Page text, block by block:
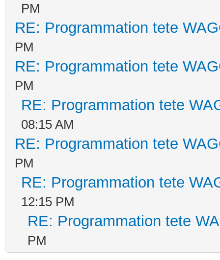
PM
RE: Programmation tete
PM
RE: Programmation tete
PM
RE: Programmation tete
08:15 AM
RE: Programmation tete
PM
RE: Programmation tete
12:15 PM
RE: Programmation tete
PM